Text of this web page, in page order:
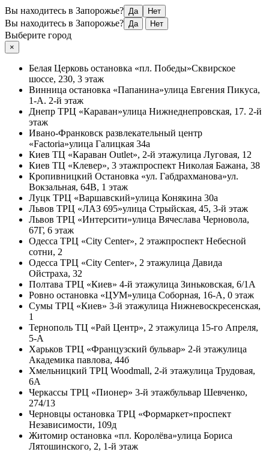
Вы находитесь в Запорожье? Да Нет
Вы находитесь в Запорожье? Да Нет
Выберите город
×
Белая Церковь остановка «пл. Победы»Сквирское
шоссе, 230, 3 этаж
Винница остановка «Папанина»улица Евгения Пикуса,
1-А. 2-й этаж
Днепр ТРЦ «Караван»улица Нижнеднепровская, 17. 2-й
этаж
Ивано-Франковск развлекательный центр
«Factoria»улица Галицкая 34а
Киев ТЦ «Караван Outlet», 2-й этажулица Луговая, 12
Киев ТЦ «Клевер», 3 этажпроспект Николая Бажана, 38
Кропивницкий Остановка «ул. Габдрахманова»ул.
Вокзальная, 64В, 1 этаж
Луцк ТРЦ «Варшавский»улица Конякина 30а
Львов ТРЦ «ЛАЗ 695»улица Стрыйская, 45, 3-й этаж
Львов ТРЦ «Интерсити»улица Вячеслава Черновола,
67Г, 6 этаж
Одесса ТРЦ «City Center», 2 этажпроспект Небесной
сотни, 2
Одесса ТРЦ «City Center», 2 этажулица Давида
Ойстраха, 32
Полтава ТРЦ «Киев» 4-й этажулица Зиньковская, 6/1А
Ровно остановка «ЦУМ»улица Соборная, 16-А, 0 этаж
Сумы ТРЦ «Киев» 3-й этажулица Нижневоскресенская,
1
Тернополь ТЦ «Рай Центр», 2 этажулица 15-го Апреля,
5-А
Харьков ТРЦ «Французский бульвар» 2-й этажулица
Академика павлова, 44б
Хмельницкий ТРЦ Woodmall, 2-й этажулица Трудовая,
6А
Черкассы ТРЦ «Пионер» 3-й этажбульвар Шевченко,
274/13
Черновцы остановка ТРЦ «Формаркет»проспект
Независимости, 109д
Житомир остановка «пл. Королёва»улица Бориса
Лятошинского, 2, 1-й этаж